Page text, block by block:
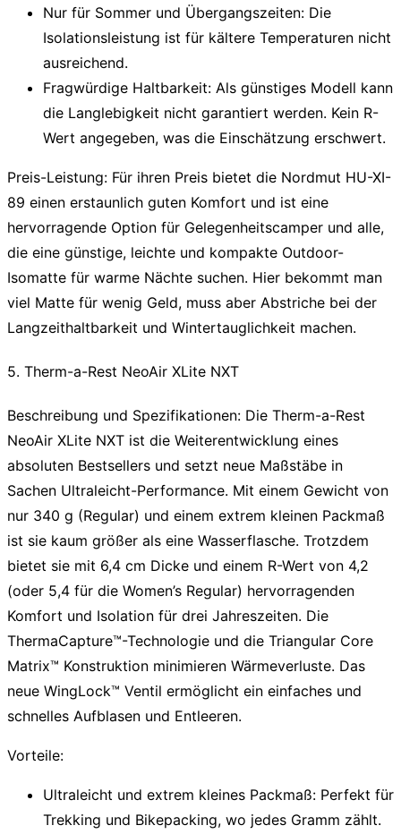
Nur für Sommer und Übergangszeiten: Die
Isolationsleistung ist für kältere Temperaturen nicht
ausreichend.
Fragwürdige Haltbarkeit: Als günstiges Modell kann
die Langlebigkeit nicht garantiert werden. Kein R-
Wert angegeben, was die Einschätzung erschwert.
Preis-Leistung: Für ihren Preis bietet die Nordmut HU-XI-
89 einen erstaunlich guten Komfort und ist eine
hervorragende Option für Gelegenheitscamper und alle,
die eine günstige, leichte und kompakte Outdoor-
Isomatte für warme Nächte suchen. Hier bekommt man
viel Matte für wenig Geld, muss aber Abstriche bei der
Langzeithaltbarkeit und Wintertauglichkeit machen.
5. Therm-a-Rest NeoAir XLite NXT
Beschreibung und Spezifikationen: Die Therm-a-Rest
NeoAir XLite NXT ist die Weiterentwicklung eines
absoluten Bestsellers und setzt neue Maßstäbe in
Sachen Ultraleicht-Performance. Mit einem Gewicht von
nur 340 g (Regular) und einem extrem kleinen Packmaß
ist sie kaum größer als eine Wasserflasche. Trotzdem
bietet sie mit 6,4 cm Dicke und einem R-Wert von 4,2
(oder 5,4 für die Women’s Regular) hervorragenden
Komfort und Isolation für drei Jahreszeiten. Die
ThermaCapture™-Technologie und die Triangular Core
Matrix™ Konstruktion minimieren Wärmeverluste. Das
neue WingLock™ Ventil ermöglicht ein einfaches und
schnelles Aufblasen und Entleeren.
Vorteile:
Ultraleicht und extrem kleines Packmaß: Perfekt für
Trekking und Bikepacking, wo jedes Gramm zählt.